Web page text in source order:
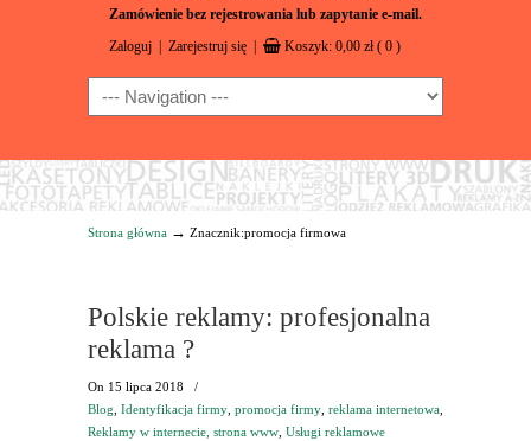
Zamówienie bez rejestrowania lub zapytanie e-mail.
Zaloguj Zarejestruj się Koszyk: 0,00 zł ( 0 )
Navigation
Strona główna → Znacznik:promocja firmowa
Polskie reklamy: profesjonalna
reklama ?
On 15 lipca 2018
/
Blog Identyfikacja firmy promocja firmy reklama internetowa
Reklamy w internecie, strona www Usługi reklamowe